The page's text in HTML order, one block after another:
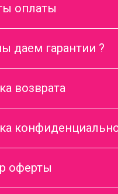
оплаты
даем гарантии ?
возврата
оферты